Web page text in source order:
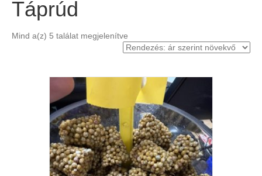
Táprúd
Mind a(z) 5 találat megjelenítve
by
high